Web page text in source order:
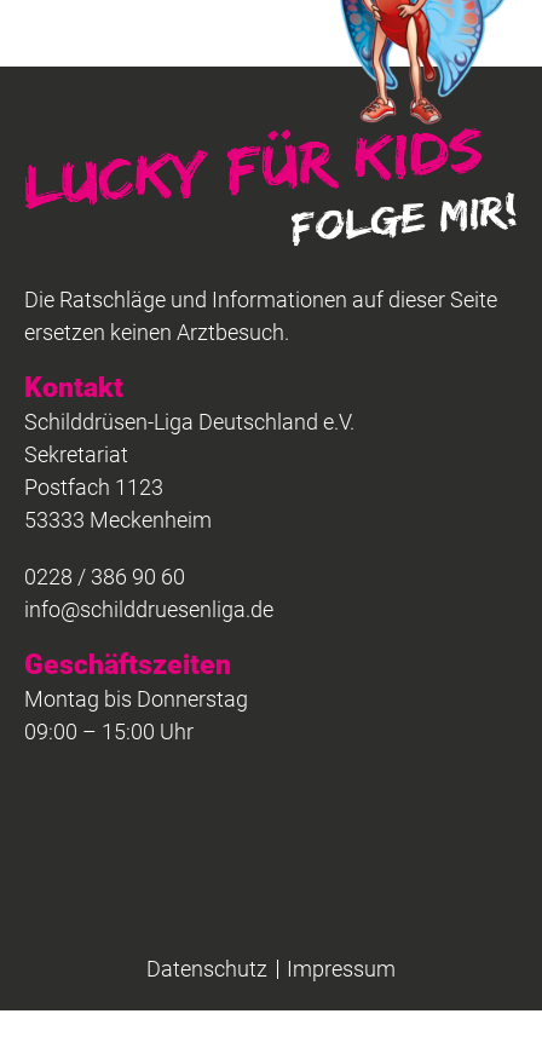
Kontakt
Schilddrüsen-Liga Deutschland e.V.
Sekretariat
Postfach 1123
53333 Meckenheim
0228 / 386 90 60
info@schilddruesenliga.de
Geschäftszeiten
Montag bis Donnerstag
09:00 – 15:00 Uhr
Die Ratschläge und Informationen auf dieser Seite
ersetzen keinen Arztbesuch.
Datenschutz Impressum